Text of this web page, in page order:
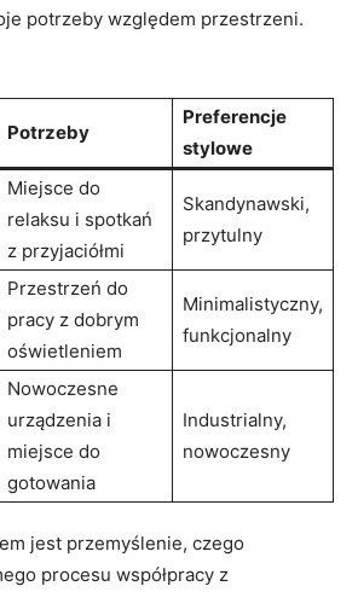
potrzeby ⁢względem przestrzeni.
Potrzeby
Preferencje
stylowe
Miejsce do‍
relaksu i spotkań​
z przyjaciółmi
Skandynawski,
przytulny
Przestrzeń ‍do
pracy z​ dobrym
oświetleniem
Minimalistyczny,
funkcjonalny
Nowoczesne‍
urządzenia i
miejsce‌ do
gotowania
Industrialny,
nowoczesny
jest⁤ przemyślenie, czego
procesu współpracy z